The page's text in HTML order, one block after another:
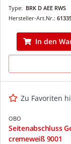
Type: BRK D AEE RWS
Hersteller-Art.Nr.:
In den
Zu Favoriten
OBO
Seitenabschluss
cremeweiß 9001